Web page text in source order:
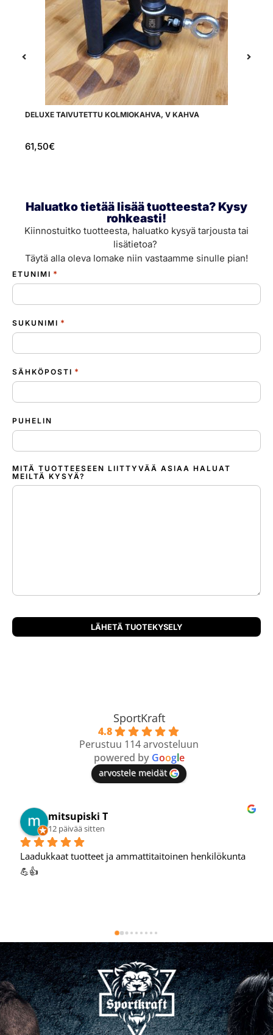
DELUXE TAIVUTETTU KOLMIOKAHVA, V KAHVA
61,50€
Haluatko tietää lisää tuotteesta? Kysy
rohkeasti!
Kiinnostuitko tuotteesta, haluatko kysyä tarjousta tai
lisätietoa?
Täytä alla oleva lomake niin vastaamme sinulle pian!
ETUNIMI *
SUKUNIMI *
SÄHKÖPOSTI *
PUHELIN
MITÄ TUOTTEESEEN LIITTYVÄÄ ASIAA HALUAT
MEILTÄ KYSYÄ?
SportKraft
4.8
Perustuu 114 arvosteluun
powered by Google
arvostele meidät
Mikko T.
13 päivää sitten
Hyvä verkkokauppa, oon tehnyt hyviä löytöjä täältä.